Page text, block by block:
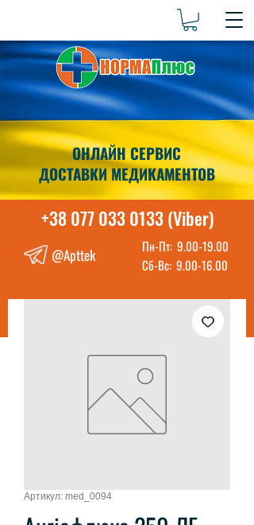
ОНЛАЙН СЕРВИС
ДОСТАВКИ МЕДИКАМЕНТОВ
+38 077 033 0133 (Viber)
@Apttek Пн-Пт: 9.00-19.00
Сб-Вс: 9.00-16.00
Артикул: med_0094